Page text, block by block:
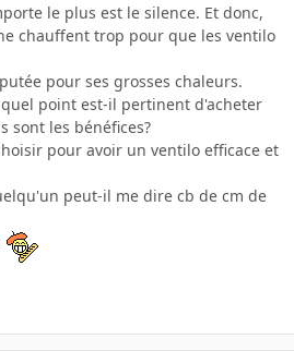
le plus est le silence. Et donc,
chauffent trop pour que les ventilo
pour ses grosses chaleurs.
point est-il pertinent d'acheter
sont les bénéfices?
pour avoir un ventilo efficace et
peut-il me dire cb de cm de